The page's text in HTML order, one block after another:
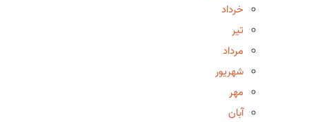
خرداد
تیر
مرداد
شهریور
مهر
آبان